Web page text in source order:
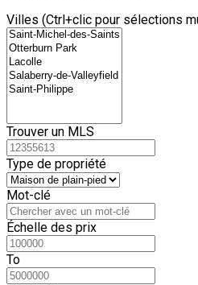
Villes (Ctrl+clic pour sélections
Trouver un MLS
Type de propriété
Mot-clé
Échelle des prix
To